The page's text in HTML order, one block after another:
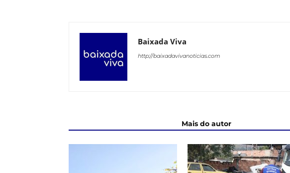
Baixada Viva
http://baixadavivanoticias.com
Mais do autor